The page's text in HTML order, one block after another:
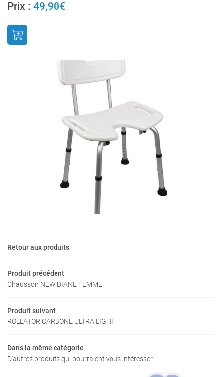
professionnels
Prix : 49,90€
Retour aux produits
Produit précédent
Chausson NEW DIANE FEMME
Produit suivant
ROLLATOR CARBONE ULTRA LIGHT
Dans la même catégorie
D'autres produits qui pourraient vous intéresser